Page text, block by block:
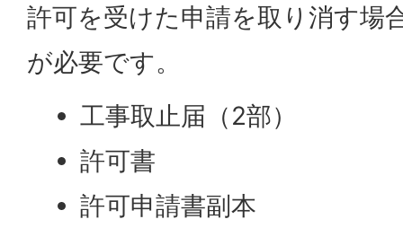
許可を受けた申請を取り消す場
が必要です。
工事取止届（2部）
許可書
許可申請書副本